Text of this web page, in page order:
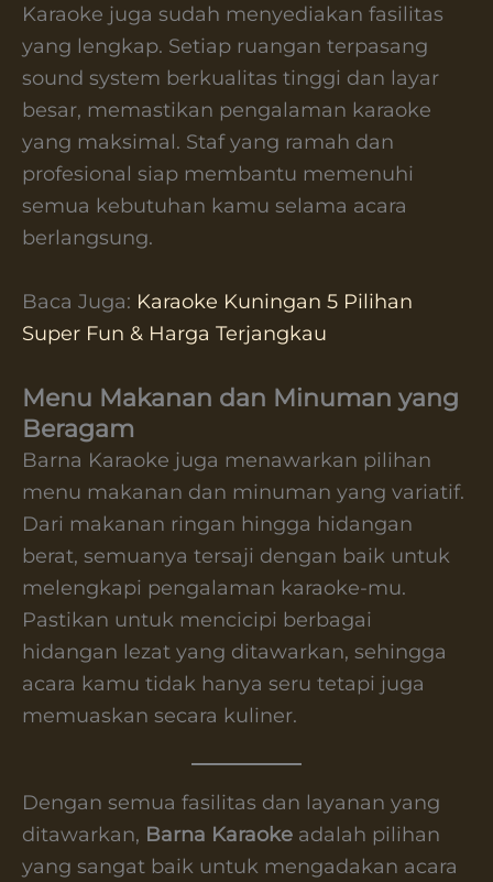
Karaoke juga sudah menyediakan fasilitas
yang lengkap. Setiap ruangan terpasang
sound system berkualitas tinggi dan layar
besar, memastikan pengalaman karaoke
yang maksimal. Staf yang ramah dan
profesional siap membantu memenuhi
semua kebutuhan kamu selama acara
berlangsung.
Baca Juga: Karaoke Kuningan 5 Pilihan
Super Fun & Harga Terjangkau
Menu Makanan dan Minuman yang
Beragam
Barna Karaoke juga menawarkan pilihan
menu makanan dan minuman yang variatif.
Dari makanan ringan hingga hidangan
berat, semuanya tersaji dengan baik untuk
melengkapi pengalaman karaoke-mu.
Pastikan untuk mencicipi berbagai
hidangan lezat yang ditawarkan, sehingga
acara kamu tidak hanya seru tetapi juga
memuaskan secara kuliner.
Dengan semua fasilitas dan layanan yang
ditawarkan, Barna Karaoke adalah pilihan
yang sangat baik untuk mengadakan acara